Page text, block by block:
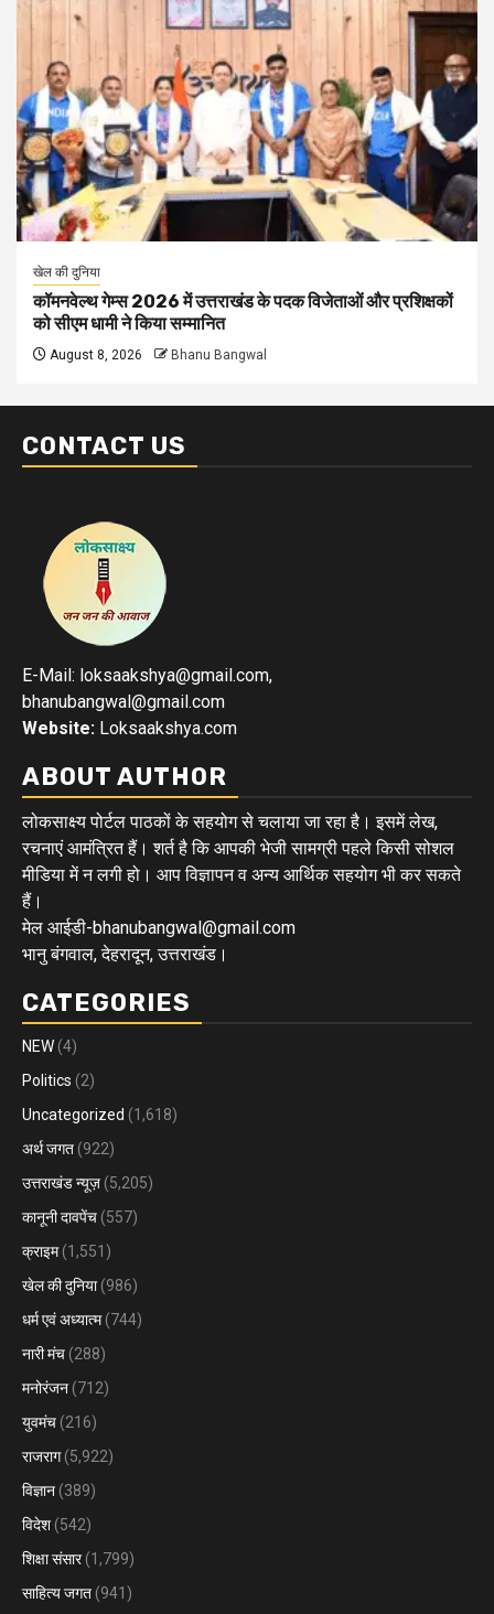
खेल की दुनिया
कॉमनवेल्थ गेम्स 2026 में उत्तराखंड के पदक विजेताओं और प्रशिक्षकों
को सीएम धामी ने किया सम्मानित
August 8, 2026 Bhanu Bangwal
CONTACT US
E-Mail: loksaakshya@gmail.com,
bhanubangwal@gmail.com
Website: Loksaakshya.com
ABOUT AUTHOR
लोकसाक्ष्य पोर्टल पाठकों के सहयोग से चलाया जा रहा है। इसमें लेख,
रचनाएं आमंत्रित हैं। शर्त है कि आपकी भेजी सामग्री पहले किसी सोशल
मीडिया में न लगी हो। आप विज्ञापन व अन्य आर्थिक सहयोग भी कर सकते
हैं।
मेल आईडी-bhanubangwal@gmail.com
भानु बंगवाल, देहरादून, उत्तराखंड।
CATEGORIES
NEW (4)
Politics (2)
Uncategorized (1,618)
अर्थ जगत (922)
उत्तराखंड न्यूज़ (5,205)
कानूनी दावपेंच (557)
क्राइम(1,551)
खेल की दुनिया(986)
धर्म एवं अध्यात्म(744)
नारी मंच (288)
मनोरंजन (712)
युवमंच (216)
राजराग(5,922)
विज्ञान (389)
विदेश (542)
शिक्षा संसार(1,799)
साहित्य जगत (941)